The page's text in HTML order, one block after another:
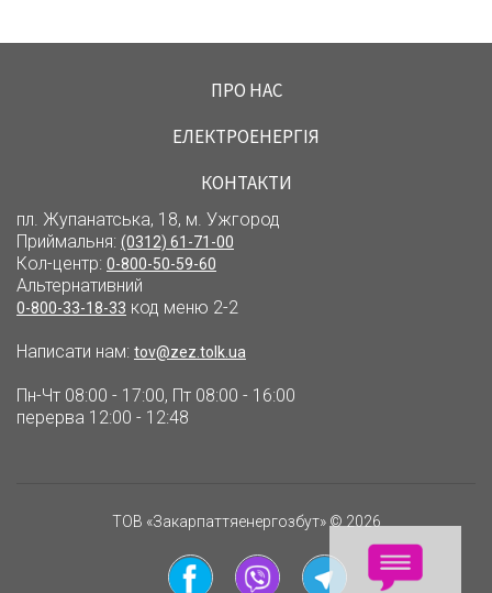
ПРО НАС
ЕЛЕКТРОЕНЕРГІЯ
КОНТАКТИ
пл. Жупанатська, 18, м. Ужгород
Приймальня: (0312) 61-71-00
Кол-центр: 0-800-50-59-60
Альтернативний
0-800-33-18-33 код меню 2-2
Написати нам: tov@zez.tolk.ua
Пн-Чт 08:00 - 17:00, Пт 08:00 - 16:00
перерва 12:00 - 12:48
ТОВ «Закарпаттяенергозбут» © 2026